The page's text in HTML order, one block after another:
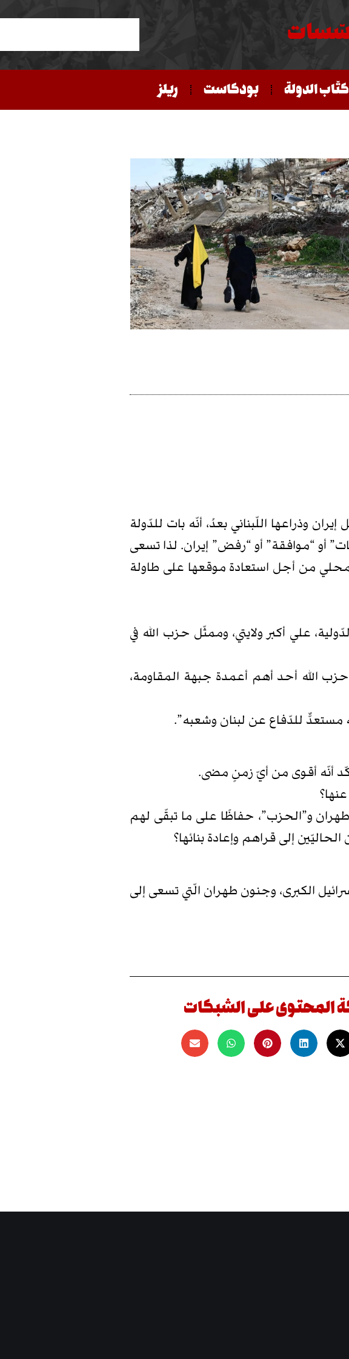
كتّاب الدولة بودكاست ريلز
وذراعها اللّبناني بعدُ، أنّه بات للدّولة
أو “موافقة” أو “رفض” إيران. لذا تسعى
من أجل استعادة موقعها على طاولة
علي أكبر ولايتي، وممثّل حزب الله في
الله أحد أهم أعمدة جبهة المقاومة،
مستعدٌّ للدّفاع عن لبنان وشعبه”.
أنّه أقوى من أيّ زمنٍ مضى.
و”الحزب”، حفاظًا على ما تبقّى لهم
إلى قراهم وإعادة بنائها؟
الكبرى، وجنون طهران الّتي تسعى إلى
المحتوى على الشبكات